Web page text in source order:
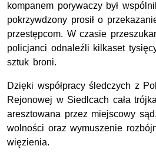
kompanem porywaczy był
pokrzywdzony prosił o
przestępcom. W czasie
policjanci odnaleźli kilkaset
sztuk broni.
Dzięki współpracy śledczych z
Rejonowej w Siedlcach cała
aresztowana przez miejscowy
wolności oraz wymuszenie
więzienia.